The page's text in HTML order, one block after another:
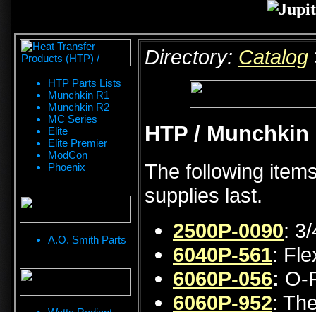
HTP Parts Lists
Munchkin R1
Munchkin R2
MC Series
Elite
Elite Premier
ModCon
Phoenix
A.O. Smith Parts
Directory: Catalog
HTP /
The following
supplies last.
2500P-0090:
6040P-561:
6060P-056: O-
6060P-952: